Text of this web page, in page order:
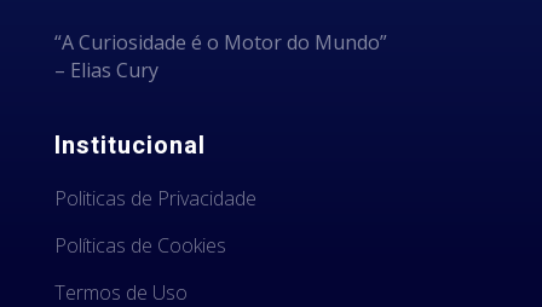
“A Curiosidade é o Motor do Mundo”
– Elias Cury
Institucional
Politicas de Privacidade
Políticas de Cookies
Termos de Uso